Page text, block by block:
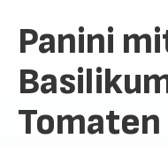
Panini
Tomaten